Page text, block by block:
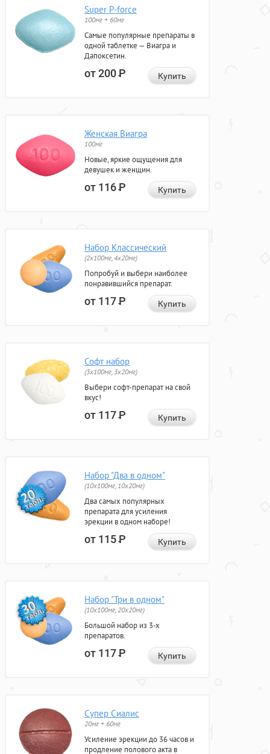
Super P-force
100мг + 60мг
Самые популярные препараты в
одной таблетке — Виагра и
Дапоксетин.
от 200Р Купить
Женская Виагра
100мг
Новые, яркие ощущения для
девушек и женщин.
от 116Р Купить
Набор Классический
(2x100мг, 4x20мг)
Попробуй и выбери наиболее
понравившийся препарат.
от 117Р Купить
Софт набор
(3x100мг, 3x20мг)
Выбери софт-препарат на свой
вкус!
от 117Р Купить
Набор "Два в одном"
(10x100мг, 10x20мг)
Два самых популярных
препарата для усиления
эрекции в одном наборе!
от 115Р Купить
Набор "Три в одном"
(10x100мг, 20x20мг)
Большой набор из 3-х
препаратов.
от 117Р Купить
Супер Сиалис
20мг + 60мг
Усиление эрекции до 36 часов и
продление полового акта в